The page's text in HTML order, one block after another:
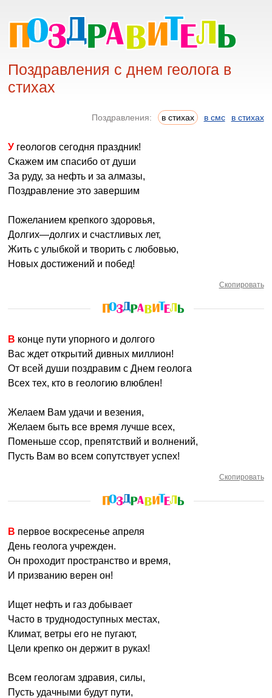
Поздравления с днем геолога в
стихах
Поздравления: в стихах в смс в стихах
У геологов сегодня праздник!
Скажем им спасибо от души
За руду, за нефть и за алмазы,
Поздравление это завершим
Пожеланием крепкого здоровья,
Долгих—долгих и счастливых лет,
Жить с улыбкой и творить с любовью,
Новых достижений и побед!
Скопировать
В конце пути упорного и долгого
Вас ждет открытий дивных миллион!
От всей души поздравим с Днем геолога
Всех тех, кто в геологию влюблен!
Желаем Вам удачи и везения,
Желаем быть все время лучше всех,
Поменьше ссор, препятствий и волнений,
Пусть Вам во всем сопутствует успех!
Скопировать
В первое воскресенье апреля
День геолога учрежден.
Он проходит пространство и время,
И призванию верен он!
Ищет нефть и газ добывает
Часто в труднодоступных местах,
Климат, ветры его не пугают,
Цели крепко он держит в руках!
Всем геологам здравия, силы,
Пусть удачными будут пути,